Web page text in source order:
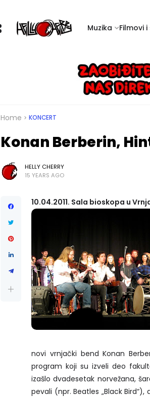
Muzika Filmovi
Home KONCERT
Konan Berberin,
HELLY CHERRY
15 YEARS AGO
10.04.2011. Sala bioskopa u
novi vrnjački bend Konan
program koji su izveli deo
izašlo dvadesetak norvežana,
pevali (npr. Beatles „Black